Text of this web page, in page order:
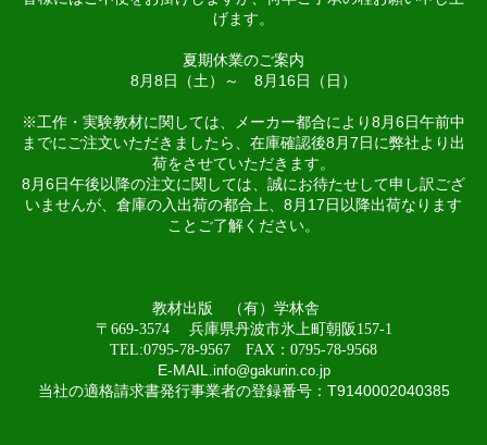
げます。
夏期休業のご案内
8月8日（土）～ 8月16日（日）
※工作・実験教材に関しては、メーカー都合により8月6日午前中
までにご注文いただきましたら、在庫確認後8月7日に弊社より出
荷をさせていただきます。
8月6日午後以降の注文に関しては、誠にお待たせして申し訳ござ
いませんが、倉庫の入出荷の都合上、8月17日以降出荷なります
ことご了解ください。
教材出版 （有）学林舎
〒669-3574 兵庫県丹波市氷上町朝阪157-1
TEL:0795-78-9567 FAX：0795-78-9568
E-MAIL .info@gakurin.co.jp
当社の適格請求書発行事業者の登録番号：T9140002040385